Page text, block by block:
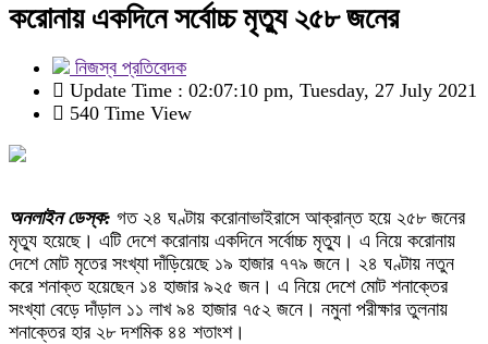
করোনায় একদিনে সর্বোচ্চ মৃত্যু ২৫৮ জনের
নিজস্ব প্রতিবেদক
Update Time : 02:07:10 pm, Tuesday, 27 July 2021
540 Time View
অনলাইন ডেস্ক: গত ২৪ ঘণ্টায় করোনাভাইরাসে আক্রান্ত হয়ে ২৫৮ জনের
মৃত্যু হয়েছে। এটি দেশে করোনায় একদিনে সর্বোচ্চ মৃত্যু। এ নিয়ে করোনায়
দেশে মোট মৃতের সংখ্যা দাঁড়িয়েছে ১৯ হাজার ৭৭৯ জনে। ২৪ ঘণ্টায় নতুন
করে শনাক্ত হয়েছেন ১৪ হাজার ৯২৫ জন। এ নিয়ে দেশে মোট শনাক্তের
সংখ্যা বেড়ে দাঁড়াল ১১ লাখ ৯৪ হাজার ৭৫২ জনে। নমুনা পরীক্ষার তুলনায়
শনাক্তের হার ২৮ দশমিক ৪৪ শতাংশ।